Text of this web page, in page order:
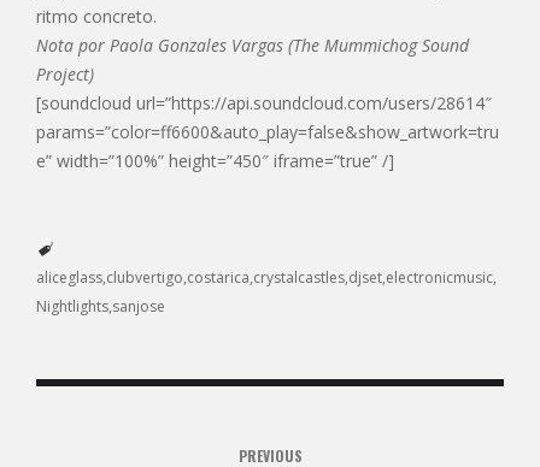
ritmo concreto.
Nota por Paola Gonzales Vargas (The Mummichog Sound
Project)
[soundcloud url=”https://api.soundcloud.com/users/28614″
params=”color=ff6600&auto_play=false&show_artwork=tru
e” width=”100%” height=”450″ iframe=”true” /]
aliceglass clubvertigo costarica crystalcastles djset electronicmusic
Nightlights sanjose
PREVIOUS